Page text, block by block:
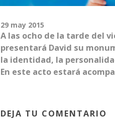
29 may 2015
A las ocho de la tarde del
presentará David su
la identidad, la
En este acto estará
DEJA TU COMENTARIO